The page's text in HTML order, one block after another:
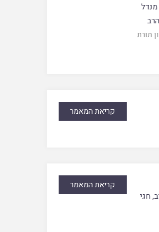
הרב
תורת
קריאת המאמר
,חגי
קריאת המאמר